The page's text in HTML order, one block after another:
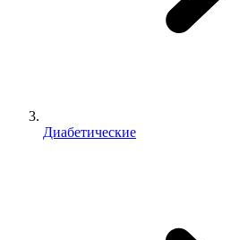
Диабетические